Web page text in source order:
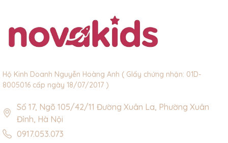
Hộ Kinh Doanh Nguyễn Hoàng Anh ( GIấy chứng nhận: 01D-
8005016 cấp ngày 18/07/2017 )
Số 17, Ngõ 105/42/11 Đường Xuân La, Phường Xuân
Đỉnh, Hà Nội
0917.053.073